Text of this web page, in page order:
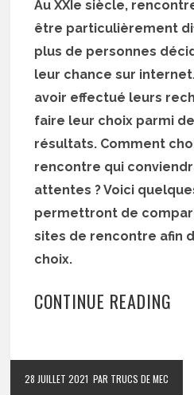
Au XXIe siècle,
être particulièrement
plus de personnes
leur chance sur
avoir effectué leurs
faire leur choix parmi
résultats. Comment
rencontre qui
attentes ? Voici
permettront de
sites de rencontre afin
choix.
CONTINUE READING
28 JUILLET 2021 PAR TRUCS DE MEC